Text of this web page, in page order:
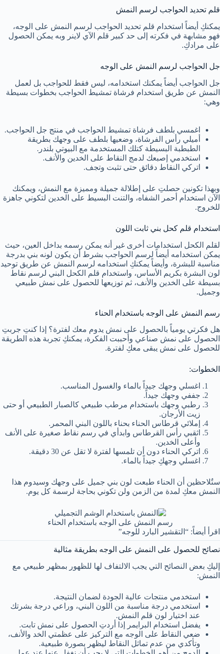
قلم تحديد الحواجب لرسم النمش
يمكنكِ أيضاً استخدام قلم تحديد الحواجب لرسم النمش على الوجه،
فهو مشابهة في فكرته إلى حد كبير قلم الآي لاينر وبه يمكن الحصول
على مرادكِ.
جل الحواجب لرسم النمش على الوجه
جل الحواجب أيضاً يمكنك استخدامه، ليس فقط للحواجب بل لعمل
النمش عن طريق استخدام فرشاة تمشيط الحواجب بخطوات بسيطة
وهي:
اغمسي بلطف فرشاة تمشيط الحواجب في منتج جل الحواجب.
أميلي رأس الفرشاة، وضعيها بلطف على وجهك بطريقة
الطبطبة البسيطة كتلك المستخدمة مع البيوتي بلندر.
استخدمي إصبعك لدمج النقاط على الخدين والأنف.
اتركي النقاط دقائق حتى تثبت وتجف.
وبهذا تكونين حصلتِ على إطلالة جميلة ومميزة مع النمش، ويمكنك
الآن استخدام أحمر الشفاه، والتنت البسيط على الخدين لتكوني جاهزة
للخروج.
استخدام قلم كحل بني ثابت اللون
لقلم الكحل استخدامات أخرى غير أنه يمكن رسمه بداخل العين، حيث
يمكن استخدامه أيضاً لرسم الحواجب بشرط أن يكون لونه بني بدرجة
مناسبة للبشرة، وأيضاً يمكنكِ استخدامه لرسم النمش عن طريق توحيد
لون البشرة بكريم الأساس، واستخدام قلم الكحل البني لرسم نقاط
بسيطة على الخدين والأنف، ثم توزيعها للحصول على نمش طبيعي
وجميل.
رسم النمش على الوجه باستخدام الحناء
هل فكرتي يومياً بالحصول على نمش يدوم معك لفترة؟ إذا كنتِ جربتِ
الحصول على نمش صناعي وأحببت الفكرة، يمكنكِ تجربة هذه الطريقة
للحصول على نمش يبقى معكِ لفترة.
الخطوات:
اغسلي وجهك جيداً بالماء والغسول المناسب.
جففي وجهك جيداً.
رطبي وجهك باستخدام مرطب طبيعي كالصبار الطبيعي أو حتى
زيت الأرجان.
إملائي قرطاس الحناء بحناء باللون البني المحمر.
اثقبي رأس القرطاس وابدأي في رسم نقاط صغيرة على الأنف
وأعلى الخدين.
اتركي الحناء دون أن تلمسها لفترة لا تقل عن 30 دقيقة.
اغسلي وجهكِ جيداً بالماء.
ستٌلاحظين أن الحناء طبعت لون بني جميل على وجهك وسيدوم هذا
النمش معكِ لمدة من الزمن ولن تكوني بحاجة لرسمة كل يوم.
رسم النمش على الوجه باستخدام الحناء
اقرأ أيضاً: “التقشير البارد للوجه”
نصائح للحصول على النمش على الوجه بطريقة مثالية
إليكِ بعض النصائح التي يجب الالتفاف لها للظهور بمظهر طبيعي مع
النمش:
استخدمي منتجات عالية الجودة لضمان النتيجة.
استخدمي درجة مناسبة من اللون البني، وراعي درجة بشرتك
عند اختيار لون قلم النمش.
يفضل استخدام البرايمر إذا أردتِ الحصول على نمش تابت.
ضعي النقاط على الوجه مع التركيز على عظمتي الخد والأنف،
وتأكدي من عدم تماثل النقاط ليظهر بصورة طبيعية.